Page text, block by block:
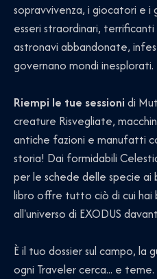
sopravvivenza, i giocatori e i
esseri straordinari,
astronavi abbandonate,
governano mondi inesplorati.
Riempi le tue sessioni di
creature Risvegliate,
antiche fazioni e manufatti
storia! Dai formidabili
per le schede delle specie
libro offre tutto ciò di cui hai
all'universo di EXODUS
È il tuo dossier sul campo, la
ogni Traveler cerca... e teme.